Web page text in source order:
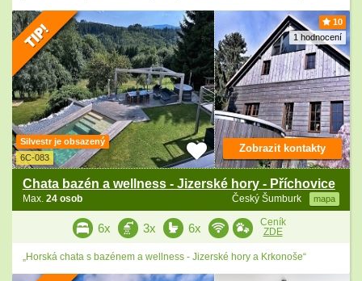
10
1 hodnocení
Silvestr je obsazený
6C-083
Chata bazén a wellness - Jizerské hory - Příchovice
Český Šumburk mapa
Max. 24 osob
Zobrazit kontakty
6x 3x 6x
Ceník
ZDE
„Horská chata s bazénem a wellness - Jizerské hory a Krkonoše“